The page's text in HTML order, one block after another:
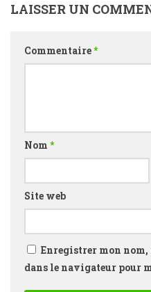
LAISSER UN
Commentaire*
Nom *
Site web
Enregistrer mon
dans le navigateur pour